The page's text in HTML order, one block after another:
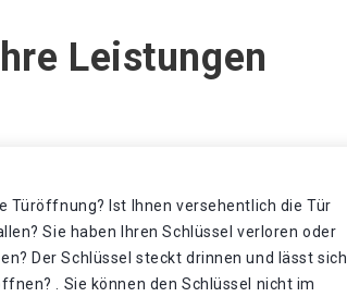
Leistungen
Türöffnung? Ist Ihnen versehentlich die Tür
Sie haben Ihren Schlüssel verloren oder
Der Schlüssel steckt drinnen und lässt sich
. Sie können den Schlüssel nicht im